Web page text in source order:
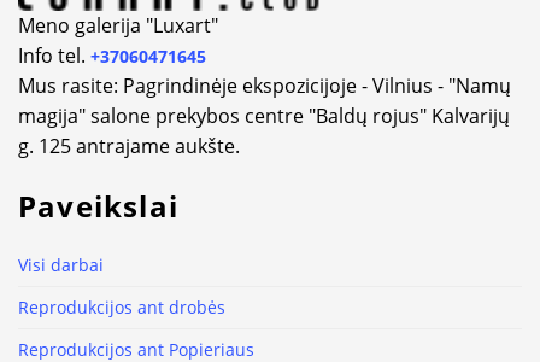
Meno galerija "Luxart"
Info tel. +37060471645
Mus rasite: Pagrindinėje ekspozicijoje - Vilnius - "Namų
magija" salone prekybos centre "Baldų rojus" Kalvarijų
g. 125 antrajame aukšte.
Paveikslai
Visi darbai
Reprodukcijos ant drobės
Reprodukcijos ant Popieriaus